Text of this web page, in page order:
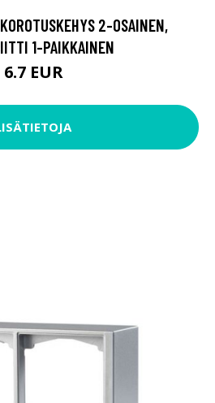
2-OSAINEN,
1-PAIKKAINEN
6.7 EUR